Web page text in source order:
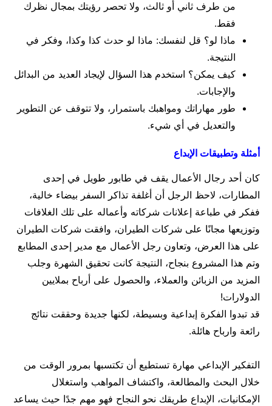
من طرف ثاني أو ثالث، ولا تحصر رؤيتك بمجال نظرك
فقط.
ماذا لو؟ قل لنفسك: ماذا لو حدث كذا وكذا، وفكر في
النتيجة.
كيف يمكن؟ استخدم هذا السؤال لإيجاد العديد من البدائل
والإجابات.
طور مهاراتك ومواهبك باستمرار، ولا تتوقف عن التطوير
والتعديل في أي شيء.
أمثلة وتطبيقات الإبداع
كان أحد رجال الأعمال يقف في طابور طويل في إحدى
المطارات، لاحظ الرجل أن أغلفة تذاكر السفر بيضاء خالية،
ففكر في طباعة إعلانات شركاته وأعماله على تلك الغلافات
وتوزيعها مجانًا على شركات الطيران، وافقت شركات الطيران
على هذا العرض، وتعاون رجل الأعمال مع مدير إحدى المطابع
وتم هذا المشروع بنجاح، النتيجة كانت تحقيق الشهرة وجلب
المزيد من الزبائن والعملاء، والحصول على أرباح بملايين
الدولارات!
قد تبدوا الفكرة إبداعية وبسيطة، لكنها جديدة وحققت نتائج
رائعة وارباح هائلة.
التفكير الإبداعي مهارة تستطيع أن تكتسبها بمرور الوقت من
خلال البحث والمطالعة، واكتشاف المواهب واستغلال
الإمكانيات، الإبداع طريقك نحو النجاح فهو مهم جدًا حيث يساعد